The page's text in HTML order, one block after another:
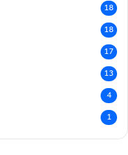
18
18
17
13
4
1